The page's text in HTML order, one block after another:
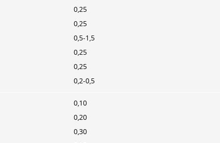
0,25
0,25
0,5-1,5
0,25
0,25
0,2-0,5
0,10
0,20
0,30